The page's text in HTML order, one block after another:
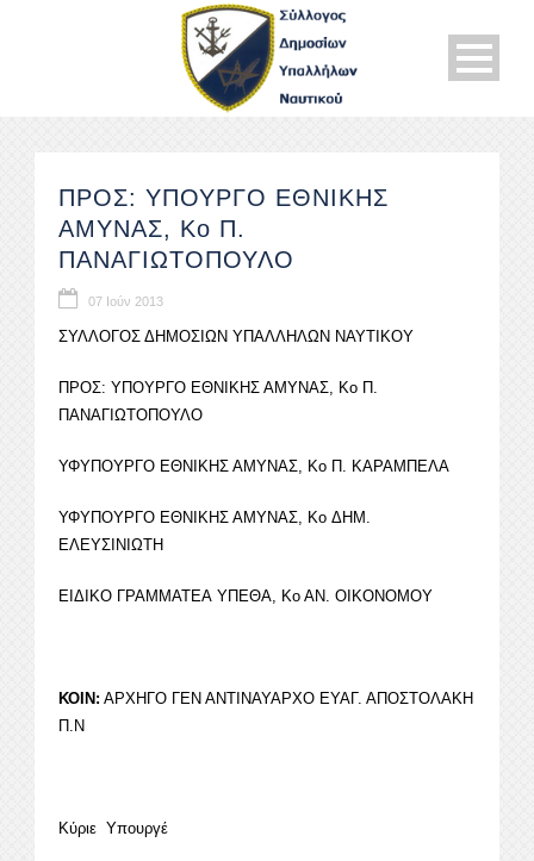
ΠΡΟΣ: ΥΠΟΥΡΓΟ ΕΘΝΙΚΗΣ
ΑΜΥΝΑΣ, Κο Π.
ΠΑΝΑΓΙΩΤΟΠΟΥΛΟ
07 Ιούν 2013
ΣΥΛΛΟΓΟΣ ΔΗΜΟΣΙΩΝ ΥΠΑΛΛΗΛΩΝ ΝΑΥΤΙΚΟΥ
ΠΡΟΣ: ΥΠΟΥΡΓΟ ΕΘΝΙΚΗΣ ΑΜΥΝΑΣ, Κο Π.
ΠΑΝΑΓΙΩΤΟΠΟΥΛΟ
ΥΦΥΠΟΥΡΓΟ ΕΘΝΙΚΗΣ ΑΜΥΝΑΣ, Κο Π. ΚΑΡΑΜΠΕΛΑ
ΥΦΥΠΟΥΡΓΟ ΕΘΝΙΚΗΣ ΑΜΥΝΑΣ, Κο ΔΗΜ.
ΕΛΕΥΣΙΝΙΩΤΗ
ΕΙΔΙΚΟ ΓΡΑΜΜΑΤΕΑ ΥΠΕΘΑ, Κο ΑΝ. ΟΙΚΟΝΟΜΟΥ
ΚΟΙΝ: ΑΡΧΗΓΟ ΓΕΝ ΑΝΤΙΝΑΥΑΡΧΟ ΕΥΑΓ. ΑΠΟΣΤΟΛΑΚΗ
Π.Ν
Κύριε Υπουργέ